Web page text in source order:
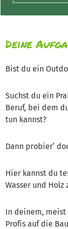
Deine
Bist du ein
Suchst du ein
Beruf, bei dem
tun kannst?
Dann probier‘
Hier kannst du
Wasser und Holz
In deinem,
Profis auf die